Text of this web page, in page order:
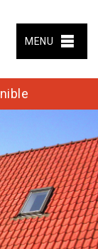
MENU